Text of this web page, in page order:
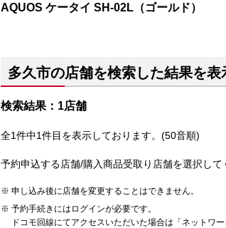
AQUOS ケータイ SH-02L（ゴールド）
多久市の店舗を検索した結果を表
検索結果：1店舗
全1件中1件目を表示しております。(50音順)
予約申込する店舗/購入商品受取り店舗を選択して
申し込み後に店舗を変更することはできません。
予約手続きにはログインが必要です。
ドコモ回線にてアクセスいただいた場合は「ネットワ